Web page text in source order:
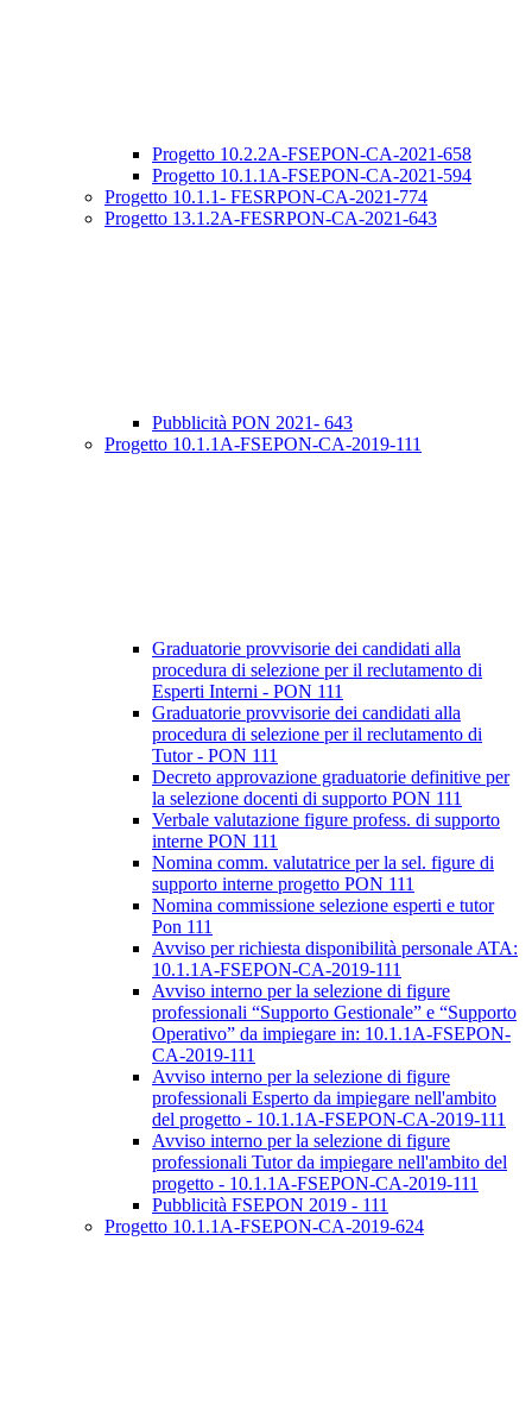
Progetto 10.2.2A-FSEPON-CA-2021-658
Progetto 10.1.1A-FSEPON-CA-2021-594
Progetto 10.1.1- FESRPON-CA-2021-774
Progetto 13.1.2A-FESRPON-CA-2021-643
Pubblicità PON 2021- 643
Progetto 10.1.1A-FSEPON-CA-2019-111
Graduatorie provvisorie dei candidati alla
procedura di selezione per il reclutamento di
Esperti Interni - PON 111
Graduatorie provvisorie dei candidati alla
procedura di selezione per il reclutamento di
Tutor - PON 111
Decreto approvazione graduatorie definitive per
la selezione docenti di supporto PON 111
Verbale valutazione figure profess. di supporto
interne PON 111
Nomina comm. valutatrice per la sel. figure di
supporto interne progetto PON 111
Nomina commissione selezione esperti e tutor
Pon 111
Avviso per richiesta disponibilità personale ATA:
10.1.1A-FSEPON-CA-2019-111
Avviso interno per la selezione di figure
professionali “Supporto Gestionale” e “Supporto
Operativo” da impiegare in: 10.1.1A-FSEPON-
CA-2019-111
Avviso interno per la selezione di figure
professionali Esperto da impiegare nell'ambito
del progetto - 10.1.1A-FSEPON-CA-2019-111
Avviso interno per la selezione di figure
professionali Tutor da impiegare nell'ambito del
progetto - 10.1.1A-FSEPON-CA-2019-111
Pubblicità FSEPON 2019 - 111
Progetto 10.1.1A-FSEPON-CA-2019-624